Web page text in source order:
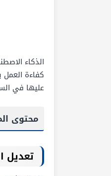
الذكاء
كفاءة العمل
عليها في
محتوى
تعديل